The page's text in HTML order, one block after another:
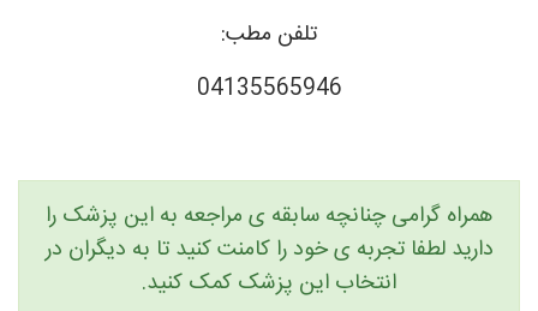
تلفن مطب:
04135565946
همراه گرامی چنانچه سابقه ی مراجعه به این پزشک را
دارید لطفا تجربه ی خود را کامنت کنید تا به دیگران در
انتخاب این پزشک کمک کنید.